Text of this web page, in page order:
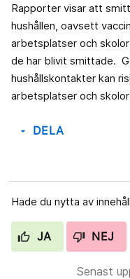
Rapporter visar att
hushållen, oavsett
arbetsplatser och
de har blivit smittade.
hushållskontakter kan
arbetsplatser och
arrow_drop_down DELA
Hade du nytta av
JA NEJ
Senast